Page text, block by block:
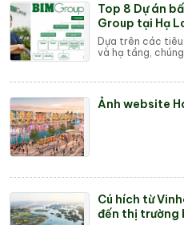
Top 8 Dự án
Group tại Hạ
Dựa trên các
và hạ tầng,
Ảnh website
Cú hích từ
đến thị trường